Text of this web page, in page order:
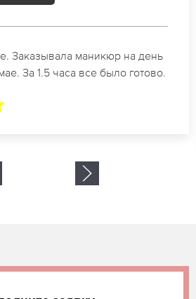
своего дела по
Замечательный результат.